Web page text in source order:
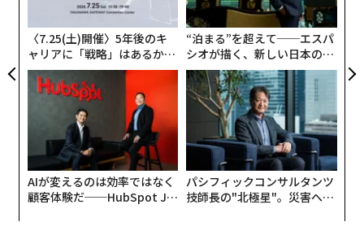
〈7.25(土)開催〉5年後のキ
ャリアに「戦略」はあるか。
トップエグゼクティブのキャ
リアに触れる1日│CAREER S
UMMIT 2026
“泊まる”を超えて──エスパ
シオが描く、新しい日本のラ
グジュアリー（前編）
AIが変えるのは効率ではなく
顧客体験だ──HubSpot Ja
パシフィックコンサルタンツ
技師長の"北極星"。災害への